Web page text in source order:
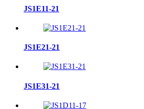
JS1E11-21
JS1E21-21
JS1E31-21